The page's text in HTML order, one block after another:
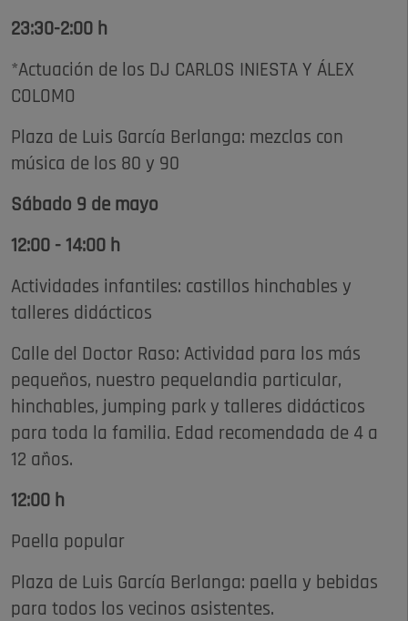
23:30-2:00 h
*Actuación de los DJ CARLOS INIESTA Y ÁLEX
COLOMO
Plaza de Luis García Berlanga: mezclas con
música de los 80 y 90
Sábado 9 de mayo
12:00 - 14:00 h
Actividades infantiles: castillos hinchables y
talleres didácticos
Calle del Doctor Raso: Actividad para los más
pequeños, nuestro pequelandia particular,
hinchables, jumping park y talleres didácticos
para toda la familia. Edad recomendada de 4 a
12 años.
12:00 h
Paella popular
Plaza de Luis García Berlanga: paella y bebidas
para todos los vecinos asistentes.